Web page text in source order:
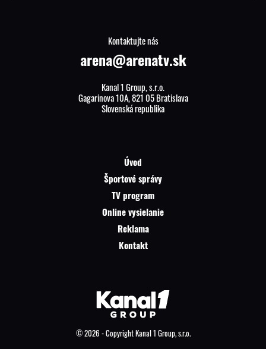
Kontaktujte nás
arena@arenatv.sk
Kanal 1 Group, s.r.o.
Gagarinova 10A, 821 05 Bratislava
Slovenská republika
Úvod
Športové správy
TV program
Online vysielanie
Reklama
Kontakt
© 2026 - Copyright Kanal 1 Group, s.r.o.